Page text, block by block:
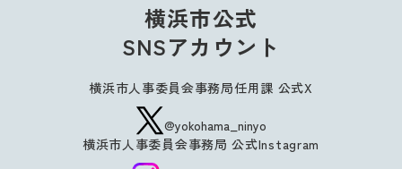
横浜市公式
SNSアカウント
横浜市人事委員会事務局任用課 公式X
@yokohama_ninyo
横浜市人事委員会事務局 公式Instagram